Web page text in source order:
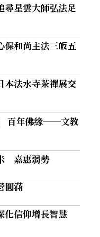
星雲大師弘法足
和尚主法三皈五
法水寺茶禪展交
百年佛緣──文教
嘉惠弱勢
圓滿
信仰增長智慧